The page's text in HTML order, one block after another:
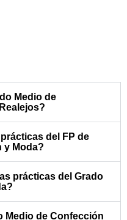
Medio de
del FP de
y Moda?​
prácticas del Grado
Medio de Confección